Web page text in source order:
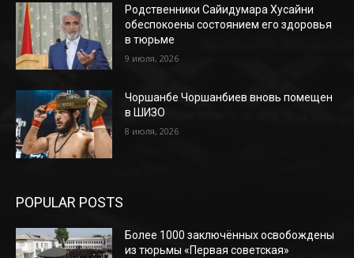
Родственники Сайидумара Хусайни
обеспокоены состоянием его здоровья
в тюрьме
9 июля, 2026
Чоршанбе Чоршанбиев вновь помещен
в ШИЗО
8 июля, 2026
POPULAR POSTS
Более 1000 заключённых освобождены
из тюрьмы «Первая советская»